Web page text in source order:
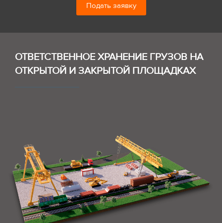
Подать заявку
ОТВЕТСТВЕННОЕ ХРАНЕНИЕ ГРУЗОВ НА
ОТКРЫТОЙ И ЗАКРЫТОЙ ПЛОЩАДКАХ